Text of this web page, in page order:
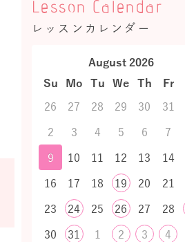
Lesson Calendar
レッスンカレンダー
August 2026
Su
Mo Tu We Th Fr
26
27 28 29 30 31
2
3 4 5 6 7
9
10 11 12 13 14
16
17 18 19 20 21
23
24 25 26 27 28
30
31 1 2 3 4